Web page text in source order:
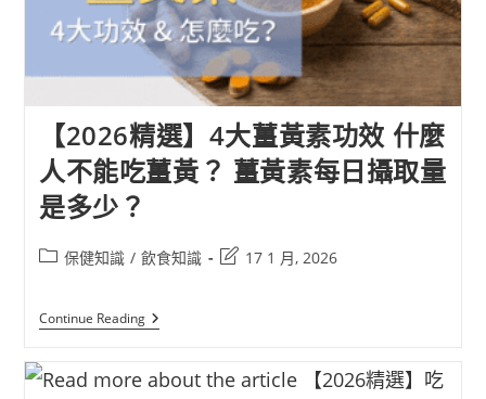
【2026精選】4大薑黃素功效 什麼
人不能吃薑黃？ 薑黃素每日攝取量
是多少？
保健知識 / 飲食知識 17 1 月, 2026
Continue Reading